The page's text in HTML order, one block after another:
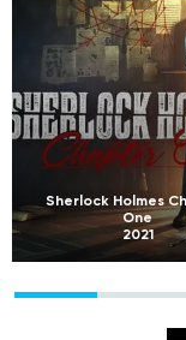
Sherlock Holmes
One
2021